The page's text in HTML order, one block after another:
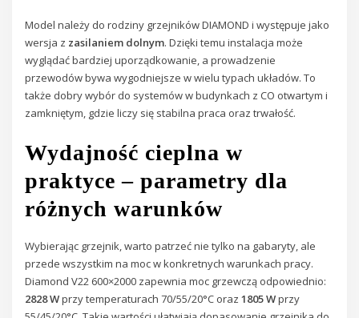
Model należy do rodziny grzejników DIAMOND i występuje jako
wersja z zasilaniem dolnym. Dzięki temu instalacja może
wyglądać bardziej uporządkowanie, a prowadzenie
przewodów bywa wygodniejsze w wielu typach układów. To
także dobry wybór do systemów w budynkach z CO otwartym i
zamkniętym, gdzie liczy się stabilna praca oraz trwałość.
Wydajność cieplna w
praktyce – parametry dla
różnych warunków
Wybierając grzejnik, warto patrzeć nie tylko na gabaryty, ale
przede wszystkim na moc w konkretnych warunkach pracy.
Diamond V22 600×2000 zapewnia moc grzewczą odpowiednio:
2828 Wprzy temperaturach 70/55/20°C oraz1805 Wprzy